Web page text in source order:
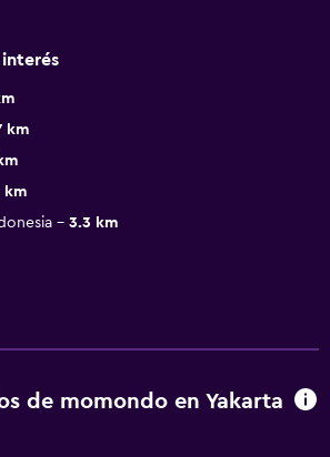
interés
km
km
3.3 km
de momondo en Yakarta